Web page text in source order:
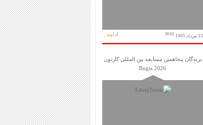
13 مرداد 1405 00:02 ادامه...
برندگان پنجاهمین مسابقه بین المللی کارتون
Bugia 2026